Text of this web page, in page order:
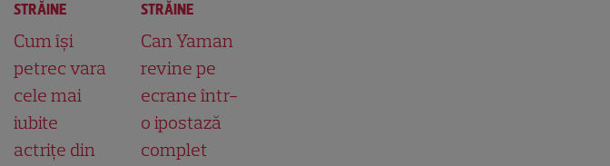
STRĂINE
Cum își
petrec vara
cele mai
iubite
actrițe din
STRĂINE
Can Yaman
revine pe
ecrane într-
o ipostază
complet